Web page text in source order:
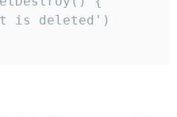
is deleted')